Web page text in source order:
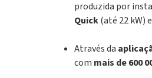
produzida por
Quick(até 22 kW)
Através da
com mais de 600